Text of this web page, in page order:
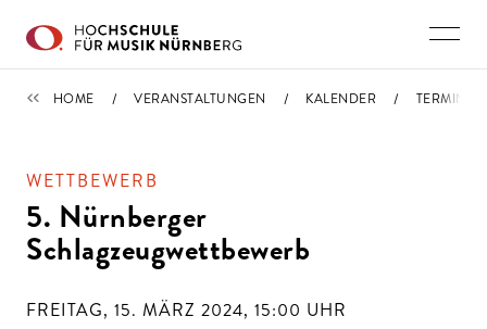
TERMINE
HOME VERANSTALTUNGEN KALENDER TERMIN
WETTBEWERB
5. Nürnberger
Schlagzeugwettbewerb
FREITAG, 15. MÄRZ 2024, 15:00 UHR